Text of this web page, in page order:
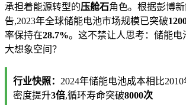
承担着能源转型的压舱石角色。根据彭博
告,2023年全球储能电池市场规模已突破
率保持在28.7%。这不禁让人思考：储能电
大想象空间？
行业快照： 2024年储能电池成本相比
密度提升3倍,循环寿命突破8000次